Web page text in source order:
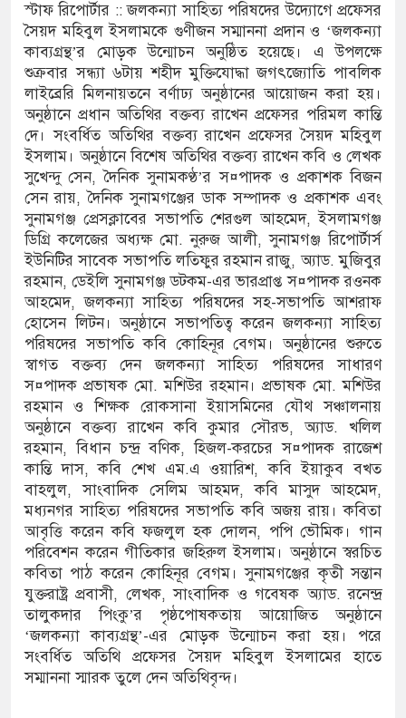
সম্প্রসারিত প্রশাসনিক ভবনের উদ্বোধন
তৎপরতা চালানোর মুরোদ আওয়ামী লীগের নেই :
আইনে মামলা: নাদের, পলিন, রিপন-
আসামি
ইলেক্ট্রনিক বুথ ও সেল্ফ সার্ভিস সেন্টারের উদ্বোধন
জেলা প্রশাসন
রেকর্ড সংশোধন ও স্বত্ব ফেরতের দাবি
জীবনের ঝুঁকি, নিরাপদ নৌযান এখনো অধরা
পদ শূন্য, ৪৫১টি প্রাথমিক বিদ্যালয়ে নেই প্রধান
নৌকাডুবিতে নিহত ২, নিখোঁজ ২, ভবানীপুরে শোকের
অভিযোগে সংবাদ সম্মেলন, নিরাপত্তা ও সুষ্ঠু
স্টাফ রিপোর্টার :: জলকন্যা সাহিত্য পরিষদের উদ্যোগে প্রফেসর
সৈয়দ মহিবুল ইসলামকে গুণীজন সম্মাননা প্রদান ও ‘জলকন্যা
কাব্যগ্রন্থ’র মোড়ক উন্মোচন অনুষ্ঠিত হয়েছে। এ উপলক্ষে
শুক্রবার সন্ধ্যা ৬টায় শহীদ মুক্তিযোদ্ধা জগৎজ্যোতি পাবলিক
লাইব্রেরি মিলনায়তনে বর্ণাঢ্য অনুষ্ঠানের আয়োজন করা হয়।
অনুষ্ঠানে প্রধান অতিথির বক্তব্য রাখেন প্রফেসর পরিমল কান্তি
দে। সংবর্ধিত অতিথির বক্তব্য রাখেন প্রফেসর সৈয়দ মহিবুল
ইসলাম। অনুষ্ঠানে বিশেষ অতিথির বক্তব্য রাখেন কবি ও লেখক
সুখেন্দু সেন, দৈনিক সুনামকণ্ঠ’র স¤পাদক ও প্রকাশক বিজন
সেন রায়, দৈনিক সুনামগঞ্জের ডাক সম্পাদক ও প্রকাশক এবং
সুনামগঞ্জ প্রেসক্লাবের সভাপতি শেরগুল আহমেদ, ইসলামগঞ্জ
ডিগ্রি কলেজের অধ্যক্ষ মো. নুরুজ আলী, সুনামগঞ্জ রিপোর্টার্স
ইউনিটির সাবেক সভাপতি লতিফুর রহমান রাজু, অ্যাড. মুজিবুর
রহমান, ডেইলি সুনামগঞ্জ ডটকম-এর ভারপ্রাপ্ত স¤পাদক রওনক
আহমেদ, জলকন্যা সাহিত্য পরিষদের সহ-সভাপতি আশরাফ
হোসেন লিটন। অনুষ্ঠানে সভাপতিত্ব করেন জলকন্যা সাহিত্য
পরিষদের সভাপতি কবি কোহিনূর বেগম। অনুষ্ঠানের শুরুতে
স্বাগত বক্তব্য দেন জলকন্যা সাহিত্য পরিষদের সাধারণ
স¤পাদক প্রভাষক মো. মশিউর রহমান। প্রভাষক মো. মশিউর
রহমান ও শিক্ষক রোকসানা ইয়াসমিনের যৌথ সঞ্চালনায়
অনুষ্ঠানে বক্তব্য রাখেন কবি কুমার সৌরভ, অ্যাড. খলিল
রহমান, বিধান চন্দ্র বণিক, হিজল-করচের স¤পাদক রাজেশ
কান্তি দাস, কবি শেখ এম.এ ওয়ারিশ, কবি ইয়াকুব বখত
বাহলুল, সাংবাদিক সেলিম আহমদ, কবি মাসুদ আহমেদ,
মধ্যনগর সাহিত্য পরিষদের সভাপতি কবি অজয় রায়। কবিতা
আবৃত্তি করেন কবি ফজলুল হক দোলন, পপি ভৌমিক। গান
পরিবেশন করেন গীতিকার জহিরুল ইসলাম। অনুষ্ঠানে স্বরচিত
কবিতা পাঠ করেন কোহিনূর বেগম। সুনামগঞ্জের কৃতী সন্তান
যুক্তরাষ্ট্র প্রবাসী, লেখক, সাংবাদিক ও গবেষক অ্যাড. রনেন্দ্র
তালুকদার পিংকু’র পৃষ্ঠপোষকতায় আয়োজিত অনুষ্ঠানে
‘জলকন্যা কাব্যগ্রন্থ’-এর মোড়ক উন্মোচন করা হয়। পরে
সংবর্ধিত অতিথি প্রফেসর সৈয়দ মহিবুল ইসলামের হাতে
সম্মাননা স্মারক তুলে দেন অতিথিবৃন্দ।